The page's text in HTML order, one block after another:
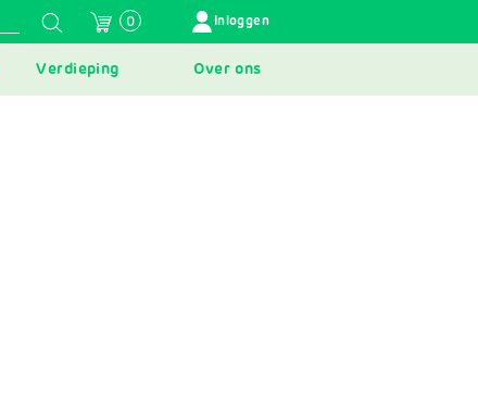
0 GEBRUIKERSMENU
Inloggen
Verdieping Over ons